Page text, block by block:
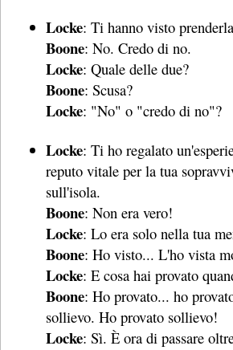
Locke: Ti hanno visto
Boone: No. Credo di no.
Locke: Quale delle due?
Boone: Scusa?
Locke: "No" o "credo di no"?
Locke: Ti ho regalato
reputo vitale per la tua
sull'isola.
Boone: Non era vero!
Locke: Lo era solo nella tua
Boone: Ho visto... L'ho vista
Locke: E cosa hai provato
Boone: Ho provato... ho
sollievo. Ho provato sollievo!
Locke: Sì. È ora di passare